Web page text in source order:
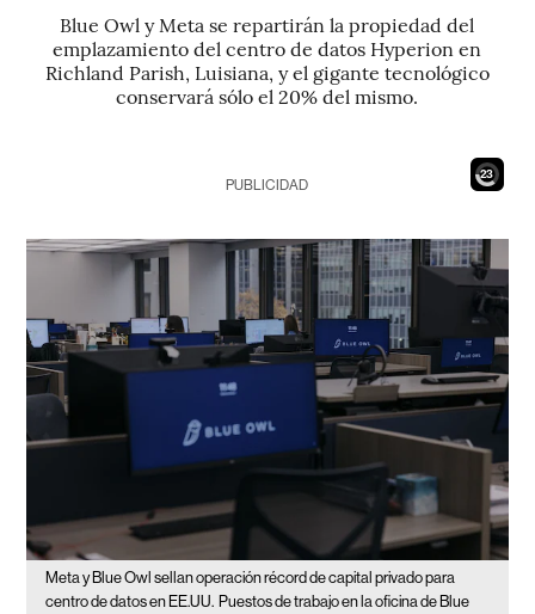
Blue Owl y Meta se repartirán la propiedad del
emplazamiento del centro de datos Hyperion en
Richland Parish, Luisiana, y el gigante tecnológico
conservará sólo el 20% del mismo.
21
PUBLICIDAD
Meta y Blue Owl sellan operación récord de capital privado para
centro de datos en EE.UU. Puestos de trabajo en la oficina de Blue